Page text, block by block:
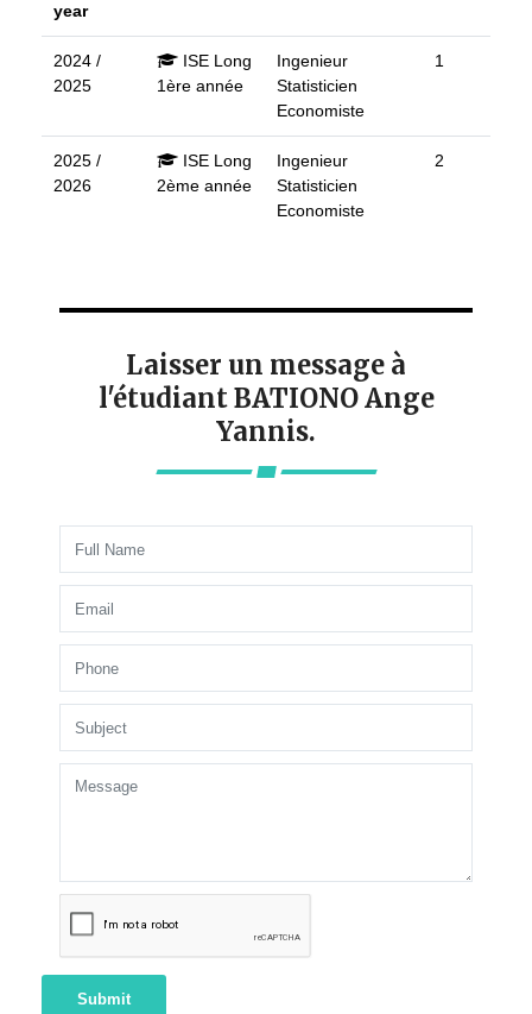
year
2024 /
2025
ISE Long
1ère année
Ingenieur
Statisticien
Economiste
1
2025 /
2026
ISE Long
2ème année
Ingenieur
Statisticien
Economiste
2
Laisser un message à
l'étudiant BATIONO Ange
Yannis.
Submit